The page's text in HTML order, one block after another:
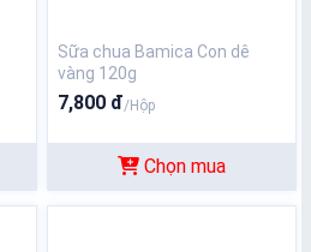
Sữa chua Bamica Con dê
vàng 120g
7,800 đ/Hộp
Chọn mua